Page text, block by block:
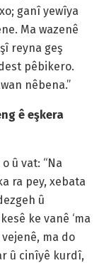
ganî yewîya
Ma wazenê
reyna geş
pêbikero.
nêbena.”
ê eşkera
û vat: “Na
ra pey, xebata
û
ke vanê ‘ma
ma do
û cinîyê kurdî,